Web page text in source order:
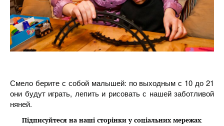
Смело берите с собой малышей: по выходным с 10 до 21
они будут играть, лепить и рисовать с нашей заботливой
няней.
Підписуйтеся на наші сторінки у соціальних мережах: